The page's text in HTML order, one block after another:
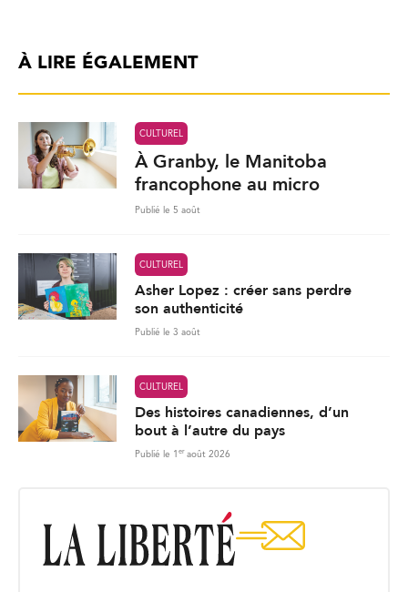
À LIRE ÉGALEMENT
CULTUREL
À Granby, le Manitoba
francophone au micro
Publié le 5 août
CULTUREL
Asher Lopez : créer sans perdre
son authenticité
Publié le 3 août
CULTUREL
Des histoires canadiennes, d’un
bout à l’autre du pays
Publié le 1 er août 2026